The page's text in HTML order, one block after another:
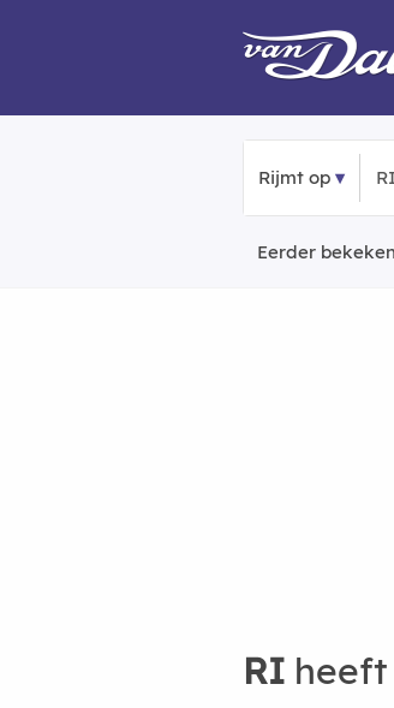
Rijmt op
Eerder bekeken
RI heeft